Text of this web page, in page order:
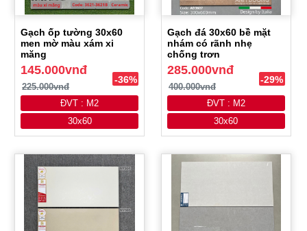
Gạch ốp tường 30x60
men mờ màu xám xi
măng
145.000vnđ
225.000vnđ
-36%
ĐVT : M2
30x60
Gạch đá 30x60 bề mặt
nhám có rãnh nhẹ
chống trơn
285.000vnđ
400.000vnđ
-29%
ĐVT : M2
30x60